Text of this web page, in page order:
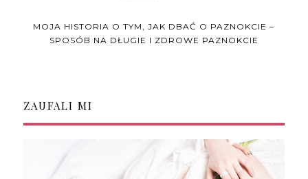
MOJA HISTORIA O TYM, JAK DBAĆ O PAZNOKCIE –
SPOSÓB NA DŁUGIE I ZDROWE PAZNOKCIE
ZAUFALI MI